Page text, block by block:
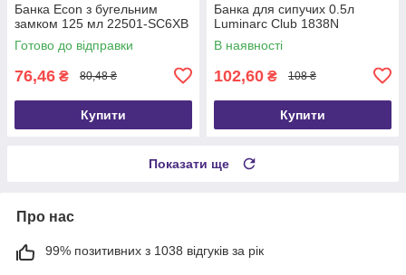
Банка Econ з бугельним
замком 125 мл 22501-SC6XB
Готово до відправки
76,46 ₴ 80,48 ₴
Купити
Банка для сипучих 0.5л
Luminarc Club 1838N
В наявності
102,60 ₴ 108 ₴
Купити
Показати ще
Про нас
99% позитивних з 1038 відгуків за рік